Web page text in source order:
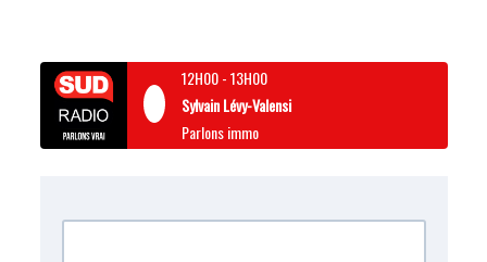
12H00-13H00
Sylvain Lévy-Valensi
Parlons immo